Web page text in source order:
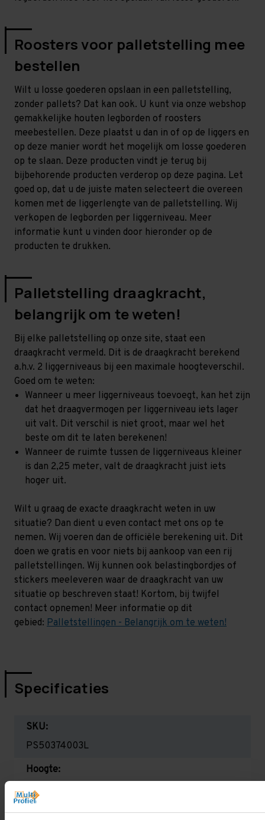
Roosters voor palletstelling mee
bestellen
Wilt u losse goederen opslaan in een palletstelling,
zonder pallets? Dat kan ook. U kunt via onze webshop
gemakkelijke houten legborden of roosters
meebestellen. Deze plaatst u dan in of op de liggers en
op deze manier wordt het mogelijk om losse goederen
op te slaan. Deze producten vindt je terug bij
bijbehorende producten verderop op deze pagina. Let
goed op, dat u de juiste maten selecteert die overeen
komen met de liggerlengte van de palletstelling. Wij
verkopen de legborden per liggerniveau. Meer
informatie kunt u vinden door hieronder op de
producten te drukken.
Palletstelling draagkracht,
belangrijk om te weten!
Bij elke palletstelling op onze site, staat een
draagkracht vermeld. Dit is de draagkracht berekend
a.h.v. 2 liggerniveaus bij een maximale hoogteverschil.
Goed om te weten:
Wanneer u meer liggerniveaus toevoegt, kan het zijn
dat het draagvermogen per liggerniveau iets lager
uit valt. Dit verschil is niet groot, maar wel het
beste om dit te laten berekenen!
Wanneer de ruimte tussen de liggerniveaus kleiner
is dan 2,25 meter, valt de draagkracht juist iets
hoger uit.
Wilt u graag de exacte draagkracht weten in uw
situatie? Dan dient u even contact met ons op te
nemen. Wij voeren dan de officiële berekening uit. Dit
doen we gratis en voor niets bij aankoop van een rij
palletstellingen. Wij kunnen ook belastingbordjes of
stickers meeleveren waar de draagkracht van uw
situatie op beschreven staat! Kortom, bij twijfel
contact opnemen! Meer informatie op dit
gebied: Palletstellingen - Belangrijk om te weten!
Specificaties
SKU:
PS50374003L
Hoogte:
5.000 mm
Diepte: